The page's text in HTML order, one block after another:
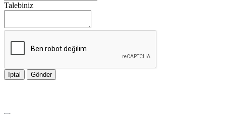
Talebiniz
İptal Gönder